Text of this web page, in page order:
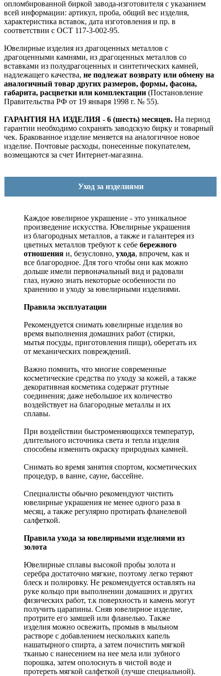
опломбированной биркой завода-изготовителя с указанием
всей информации: артикул, проба, общий вес изделия,
характеристика вставок, дата изготовления и пр. в
соответствии с ОСТ 117-3-002-95.
Ювелирные изделия из драгоценных металлов с
драгоценными камнями, из драгоценных металлов со
вставками из полудрагоценных и синтетических камней,
надлежащего качества, не подлежат возврату или обмену на
аналогичный товар других размеров, формы, фасона,
габарита, расцветки или комплектации (Постановление
Правительства РФ от 19 января 1998 г. № 55).
ГАРАНТИЯ НА ИЗДЕЛИЯ - 6 (шесть) месяцев. На период
гарантии необходимо сохранять заводскую бирку и товарный
чек. Бракованное изделие меняется на аналогичное новое
изделие. Почтовые расходы, понесенные покупателем,
возмещаются за счет Интернет-магазина.
Уход за изделиями
Каждое ювелирное украшение - это уникальное
произведение искусства. Ювелирные украшения
из благородных металлов, а также и галантерея из
цветных металлов требуют к себе бережного
отношения и, безусловно, ухода, впрочем, как и
все благородное. Для того чтобы они как можно
дольше имели первоначальный вид и радовали
глаз, нужно знать некоторые особенности по
хранению и уходу за ювелирными изделиями.
Правила эксплуатации
Рекомендуется снимать ювелирные изделия во
время выполнения домашних работ (стирки,
мытья посуды, приготовления пищи), оберегать их
от механических повреждений.
Важно помнить, что многие современные
косметические средства по уходу за кожей, а также
декоративная косметика содержат ртутные
соединения; даже небольшое их количество
воздействует на благородные металлы и их
сплавы.
При воздействии быстроменяющихся температур,
длительного источника света и тепла изделия
способны изменить окраску природных камней.
Снимать во время занятия спортом, косметических
процедур, в ванне, сауне, бассейне.
Специалисты обычно рекомендуют чистить
ювелирные украшения не менее одного раза в
месяц, а также регулярно протирать фланелевой
салфеткой.
Правила ухода за ювелирными изделиями из
золота
Ювелирные сплавы высокой пробы золота и
серебра достаточно мягкие, поэтому легко теряют
блеск и полировку. Не рекомендуется оставлять на
руке кольцо при выполнении домашних и других
физических работ, т.к поверхность и камень могут
получить царапины. Сняв ювелирное изделие,
протрите его замшей или фланелью. Также
изделия можно освежить, промыв в мыльном
растворе с добавлением нескольких капель
нашатырного спирта, а затем почистить мягкой
тканью с нанесением на нее мела или зубного
порошка, затем ополоснуть в чистой воде и
протереть мягкой салфеткой (лучше специальной).